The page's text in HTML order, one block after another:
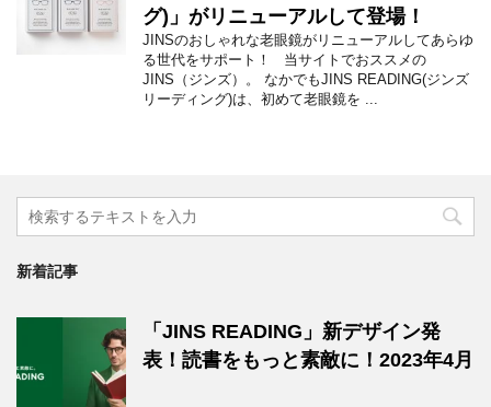
グ)」がリニューアルして登場！
JINSのおしゃれな老眼鏡がリニューアルしてあらゆ
る世代をサポート！ 当サイトでおススメの
JINS（ジンズ）。 なかでもJINS READING(ジンズ
リーディング)は、初めて老眼鏡を ...
新着記事
「JINS READING」新デザイン発
表！読書をもっと素敵に！2023年4月